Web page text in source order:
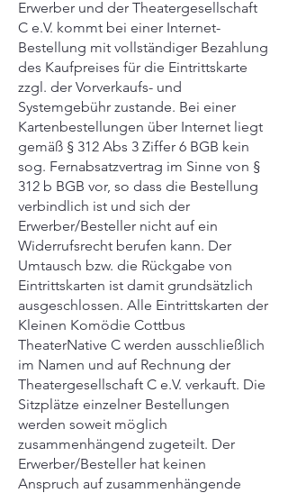
Erwerber und der Theatergesellschaft
C e.V. kommt bei einer Internet-
Bestellung mit vollständiger Bezahlung
des Kaufpreises für die Eintrittskarte
zzgl. der Vorverkaufs- und
Systemgebühr zustande. Bei einer
Kartenbestellungen über Internet liegt
gemäß § 312 Abs 3 Ziffer 6 BGB kein
sog. Fernabsatzvertrag im Sinne von §
312 b BGB vor, so dass die Bestellung
verbindlich ist und sich der
Erwerber/Besteller nicht auf ein
Widerrufsrecht berufen kann. Der
Umtausch bzw. die Rückgabe von
Eintrittskarten ist damit grundsätzlich
ausgeschlossen. Alle Eintrittskarten der
Kleinen Komödie Cottbus
TheaterNative C werden ausschließlich
im Namen und auf Rechnung der
Theatergesellschaft C e.V. verkauft. Die
Sitzplätze einzelner Bestellungen
werden soweit möglich
zusammenhängend zugeteilt. Der
Erwerber/Besteller hat keinen
Anspruch auf zusammenhängende